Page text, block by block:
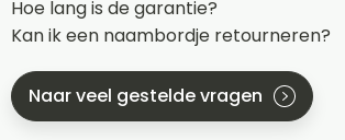
Hoe lang is de garantie?
Kan ik een naambordje retourneren?
Naar veel gestelde vragen